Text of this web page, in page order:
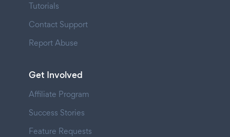
Tutorials
Contact Support
Report Abuse
Get Involved
Affiliate Program
Success Stories
Feature Requests